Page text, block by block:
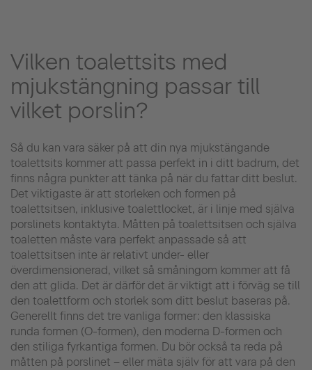
Vilken toalettsits med
mjukstängning passar till
vilket porslin?
Så du kan vara säker på att din nya mjukstängande
toalettsits kommer att passa perfekt in i ditt badrum, det
finns några punkter att tänka på när du fattar ditt beslut.
Det viktigaste är att storleken och formen på
toalettsitsen, inklusive toalettlocket, är i linje med själva
porslinets kontaktyta. Måtten på toalettsitsen och själva
toaletten måste vara perfekt anpassade så att
toalettsitsen inte är relativt under- eller
överdimensionerad, vilket så småningom kommer att få
den att glida. Det är därför det är viktigt att i förväg se till
den toalettform och storlek som ditt beslut baseras på.
Generellt finns det tre vanliga former: den klassiska
runda formen (O-formen), den moderna D-formen och
den stiliga fyrkantiga formen. Du bör också ta reda på
måtten på porslinet – eller mäta själv för att vara på den